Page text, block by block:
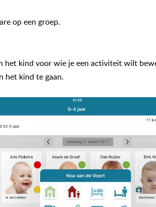
op een groep.
het kind voor wie je een activiteit wilt
het kind te gaan.